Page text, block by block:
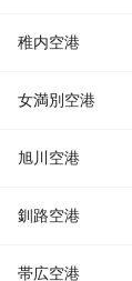
稚内空港
女満別空港
旭川空港
釧路空港
帯広空港